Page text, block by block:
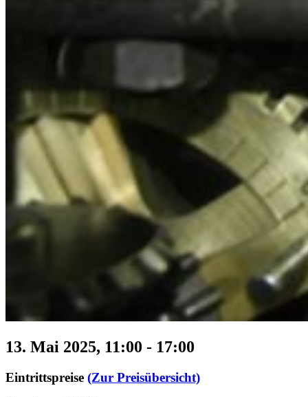
13. Mai 2025, 11:00 - 17:00
Eintrittspreise (Zur Preisübersicht)